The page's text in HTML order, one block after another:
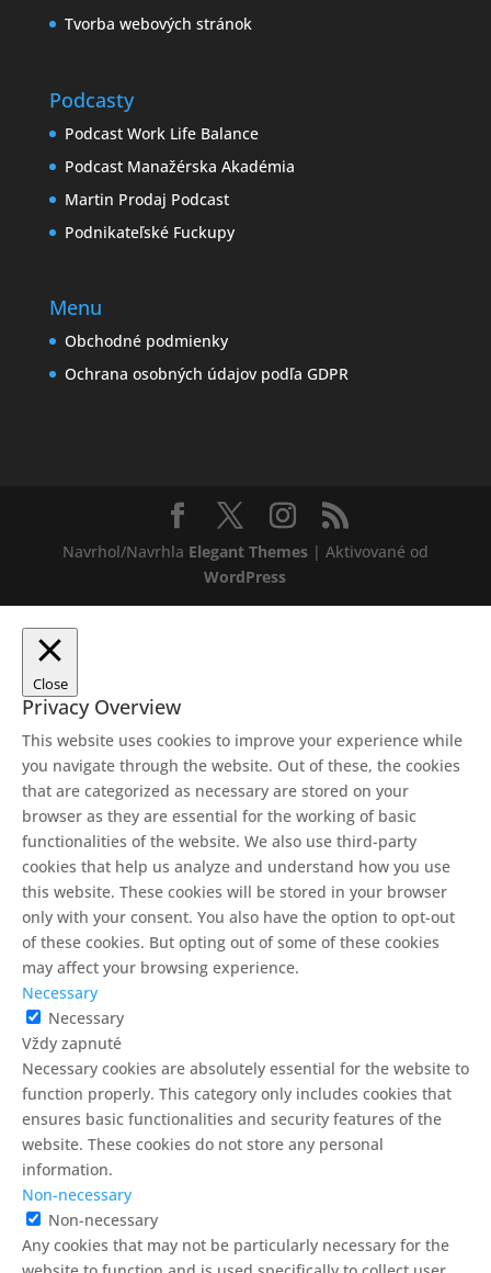
Tvorba webových stránok
Podcasty
Podcast Work Life Balance
Podcast Manažérska Akadémia
Martin Prodaj Podcast
Podnikateľské Fuckupy
Menu
Obchodné podmienky
Ochrana osobných údajov podľa GDPR
Navrhol/Navrhla Elegant Themes| Aktivované od
WordPress
Close
Privacy Overview
This website uses cookies to improve your experience while
you navigate through the website. Out of these, the cookies
that are categorized as necessary are stored on your
browser as they are essential for the working of basic
functionalities of the website. We also use third-party
cookies that help us analyze and understand how you use
this website. These cookies will be stored in your browser
only with your consent. You also have the option to opt-out
of these cookies. But opting out of some of these cookies
may affect your browsing experience.
Necessary
Necessary
Vždy zapnuté
Necessary cookies are absolutely essential for the website to
function properly. This category only includes cookies that
ensures basic functionalities and security features of the
website. These cookies do not store any personal
information.
Non-necessary
Non-necessary
Any cookies that may not be particularly necessary for the